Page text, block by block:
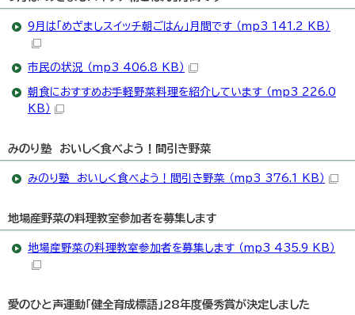
9月は「めざましスイッチ朝ごはん」月間です （mp3 141.2 KB）
市民の状況 （mp3 406.8 KB）
朝食におすすめお手軽野菜料理を紹介しています （mp3 226.0
KB）
みのり塾 おいしく食べよう！間引き野菜
みのり塾 おいしく食べよう！間引き野菜 （mp3 376.1 KB）
地場産野菜の料理教室参加者を募集します
地場産野菜の料理教室参加者を募集します （mp3 435.9 KB）
愛のひと声運動「健全育成標語」28年度優秀賞が決定しました